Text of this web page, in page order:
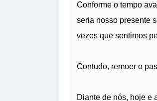
Conforme o tempo
seria nosso presente
vezes que sentimos
Contudo, remoer o
Diante de nós, hoje e